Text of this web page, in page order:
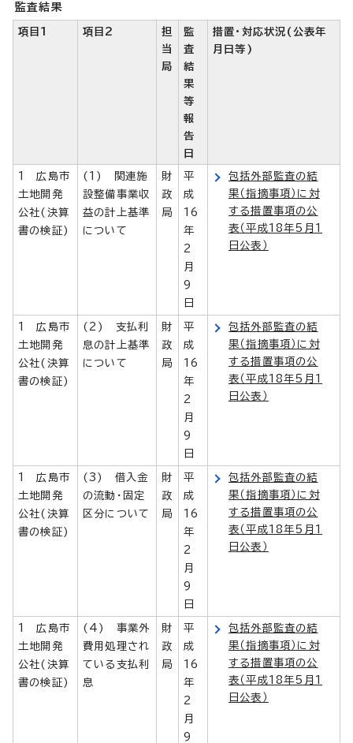
監査結果
項目1 項目2
担
当
局
監
査
結
果
等
報
告
日
措置・対応状況(公表年
月日等)
1 広島市
土地開発
公社(決算
書の検証)
(1) 関連施
設整備事業収
益の計上基準
について
財
政
局
平
成
16
年
2
月
9
日
包括外部監査の結
果（指摘事項）に対
する措置事項の公
表（平成18年5月1
日公表）
1 広島市
土地開発
公社(決算
書の検証)
(2) 支払利
息の計上基準
について
財
政
局
平
成
16
年
2
月
9
日
包括外部監査の結
果（指摘事項）に対
する措置事項の公
表（平成18年5月1
日公表）
1 広島市
土地開発
公社(決算
書の検証)
(3) 借入金
の流動・固定
区分について
財
政
局
平
成
16
年
2
月
9
日
包括外部監査の結
果（指摘事項）に対
する措置事項の公
表（平成18年5月1
日公表）
1 広島市
土地開発
公社(決算
書の検証)
(4) 事業外
費用処理され
ている支払利
息
財
政
局
平
成
16
年
2
月
9
包括外部監査の結
果（指摘事項）に対
する措置事項の公
表（平成18年5月1
日公表）